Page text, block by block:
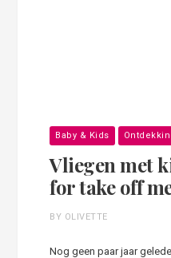
Baby & Kids
Vliegen met
for take off
BY OLIVETTE
Nog geen paar jaar